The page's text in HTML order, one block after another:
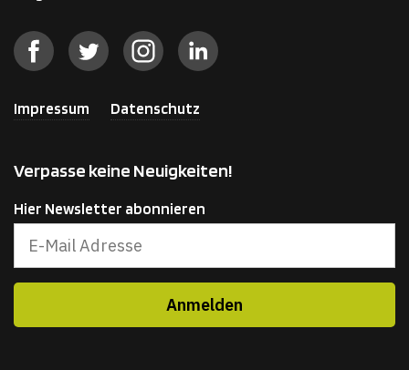
Impressum Datenschutz
Verpasse keine Neuigkeiten!
Hier Newsletter abonnieren